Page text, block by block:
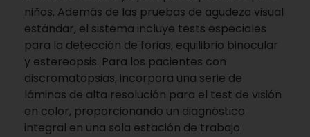
niños. Además de las pruebas de agudeza visual
estándar, el sistema incluye tests especiales
para la detección de forias, equilibrio binocular
y estereopsis. Para los pacientes con
discromatopsias, incorpora una serie de
láminas de alta resolución para el test de visión
en color, proporcionando un diagnóstico
integral en una sola estación de trabajo.